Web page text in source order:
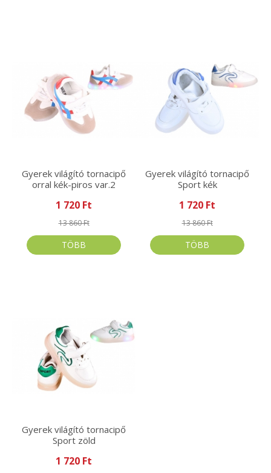
Gyerek világító tornacipő
orral kék-piros var.2
1 720 Ft
13 860 Ft
TÖBB
Gyerek világító tornacipő
Sport kék
1 720 Ft
13 860 Ft
TÖBB
Gyerek világító tornacipő
Sport zöld
1 720 Ft